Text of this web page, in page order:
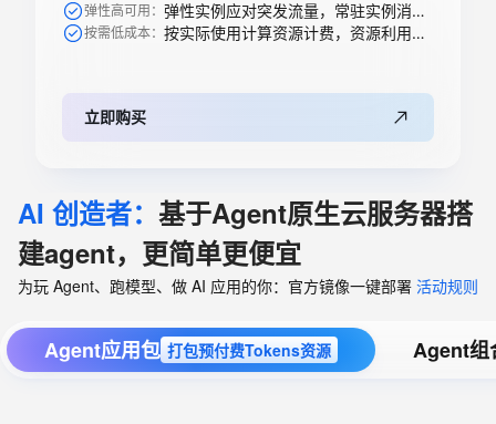
弹性高可用： 弹性实例应对突发流量，常驻实例消除冷启动
按需低成本： 按实际使用计算资源计费，资源利用率高
立即购买
AI 创造者： 基于Agent原生云服务器搭
建agent，更简单更便宜
为玩 Agent、跑模型、做 AI 应用的你：官方镜像一键部署 活动规则
Agent应用包 打包预付费Tokens资源 Agent组